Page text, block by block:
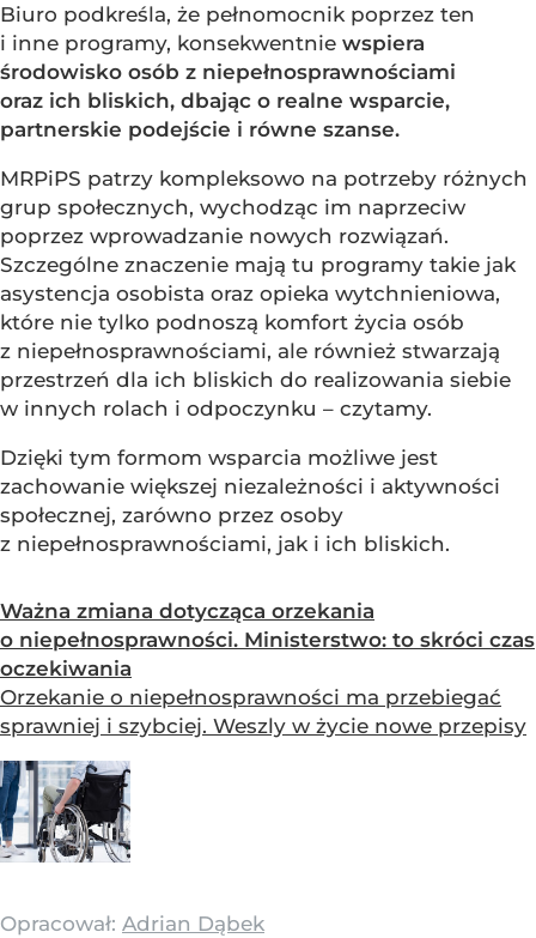
Biuro podkreśla, że pełnomocnik poprzez ten
i inne programy, konsekwentnie wspiera
środowisko osób z niepełnosprawnościami
oraz ich bliskich, dbając o realne wsparcie,
partnerskie podejście i równe szanse.
MRPiPS patrzy kompleksowo na potrzeby różnych
grup społecznych, wychodząc im naprzeciw
poprzez wprowadzanie nowych rozwiązań.
Szczególne znaczenie mają tu programy takie jak
asystencja osobista oraz opieka wytchnieniowa,
które nie tylko podnoszą komfort życia osób
z niepełnosprawnościami, ale również stwarzają
przestrzeń dla ich bliskich do realizowania siebie
w innych rolach i odpoczynku – czytamy.
Dzięki tym formom wsparcia możliwe jest
zachowanie większej niezależności i aktywności
społecznej, zarówno przez osoby
z niepełnosprawnościami, jak i ich bliskich.
Ważna zmiana dotycząca orzekania
o niepełnosprawności. Ministerstwo: to skróci czas
oczekiwania
Orzekanie o niepełnosprawności ma przebiegać
sprawniej i szybciej. Weszly w życie nowe przepisy
Opracował: Adrian Dąbek